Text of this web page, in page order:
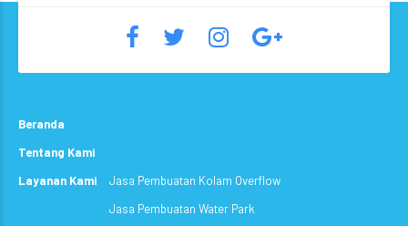
Beranda
Tentang Kami
Layanan Kami
Jasa Pembuatan Kolam Overflow
Jasa Pembuatan Water Park